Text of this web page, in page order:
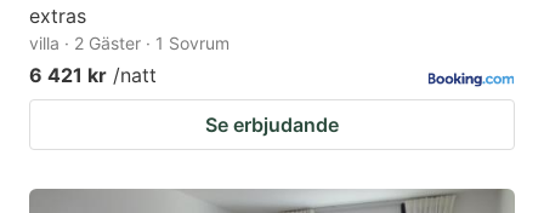
extras
villa · 2 Gäster · 1 Sovrum
6 421 kr /natt
Se erbjudande